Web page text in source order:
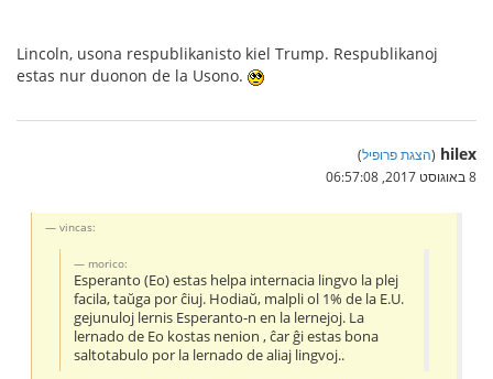
Lincoln, usona respublikanisto kiel Trump. Respublikanoj
estas nur duonon de la Usono.
hilex
(הצגת פרופיל)
8 באוגוסט 2017, 06:57:08
vincas:
morico:
Esperanto (Eo) estas helpa internacia lingvo la plej
facila, taŭga por ĉiuj. Hodiaŭ, malpli ol 1% de la E.U.
gejunuloj lernis Esperanto-n en la lernejoj. La
lernado de Eo kostas nenion , ĉar ĝi estas bona
saltotabulo por la lernado de aliaj lingvoj..